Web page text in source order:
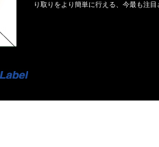
り取りをより簡単に行える、今最も注